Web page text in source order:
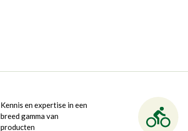
Kennis en expertise in een
breed gamma van
producten